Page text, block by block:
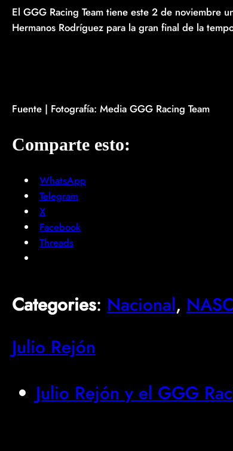
El GGG Racing Team tiene este 2 de noviembre
Hermanos Rodríguez para la gran final de la
Fuente | Fotografía: Media GGG Racing Team
Comparte esto:
WhatsApp
Telegram
X
Facebook
Threads
Categories: Nacional,
Julio Rejón
Julio Rejón y el GGG